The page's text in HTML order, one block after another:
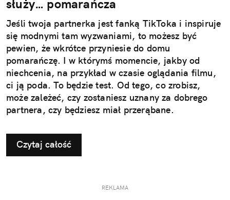
służy… pomarańcza
Jeśli twoja partnerka jest fanką TikToka i inspiruje
się modnymi tam wyzwaniami, to możesz być
pewien, że wkrótce przyniesie do domu
pomarańczę. I w którymś momencie, jakby od
niechcenia, na przykład w czasie oglądania filmu,
ci ją poda. To będzie test. Od tego, co zrobisz,
może zależeć, czy zostaniesz uznany za dobrego
partnera, czy będziesz miał przerąbane.
Czytaj całość
REKLAMA